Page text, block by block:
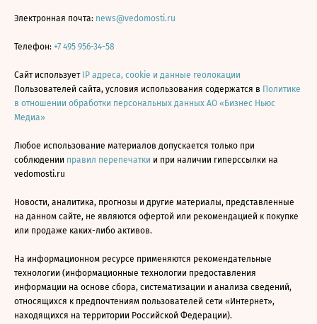
Электронная почта: news@vedomosti.ru
Телефон: +7 495 956-34-58
Сайт использует IP адреса, cookie и данные геолокации
Пользователей сайта, условия использования содержатся в Политике
в отношении обработки персональных данных АО «Бизнес Ньюс
Медиа»
Любое использование материалов допускается только при
соблюдении правил перепечатки и при наличии гиперссылки на
vedomosti.ru
Новости, аналитика, прогнозы и другие материалы, представленные
на данном сайте, не являются офертой или рекомендацией к покупке
или продаже каких-либо активов.
На информационном ресурсе применяются рекомендательные
технологии (информационные технологии предоставления
информации на основе сбора, систематизации и анализа сведений,
относящихся к предпочтениям пользователей сети «Интернет»,
находящихся на территории Российской Федерации).